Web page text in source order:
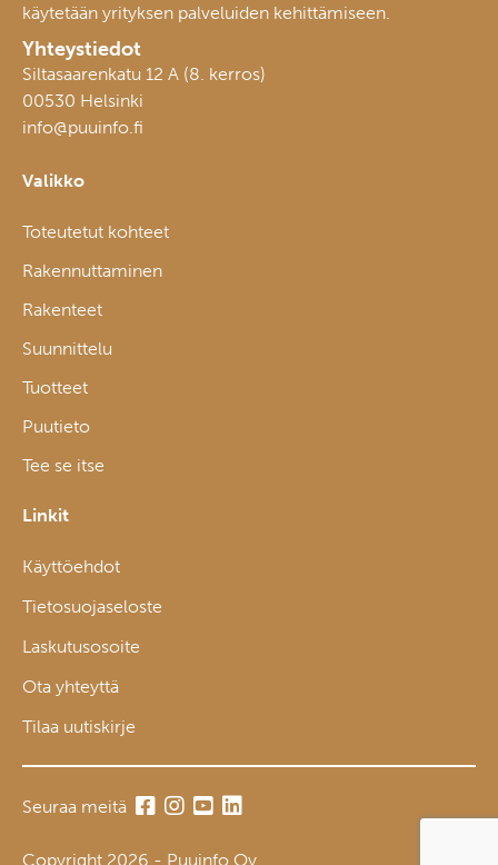
käytetään yrityksen palveluiden kehittämiseen.
Yhteystiedot
Siltasaarenkatu 12 A (8. kerros)
00530 Helsinki
info@puuinfo.fi
Valikko
Toteutetut kohteet
Rakennuttaminen
Rakenteet
Suunnittelu
Tuotteet
Puutieto
Tee se itse
Linkit
Käyttöehdot
Tietosuojaseloste
Laskutusosoite
Ota yhteyttä
Tilaa uutiskirje
Seuraa meitä
Copyright 2026 - Puuinfo Oy